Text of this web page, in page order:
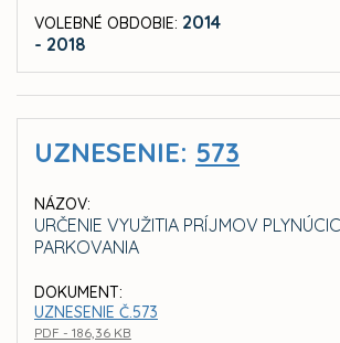
VOLEBNÉ OBDOBIE: 2014
- 2018
UZNESENIE: 573
NÁZOV:
URČENIE VYUŽITIA PRÍJMOV
PARKOVANIA
DOKUMENT:
UZNESENIE Č.573
PDF - 186,36 KB